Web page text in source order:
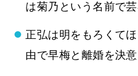
は菊乃という名前で
正弘は明をもろくて
由で早梅と離婚を決